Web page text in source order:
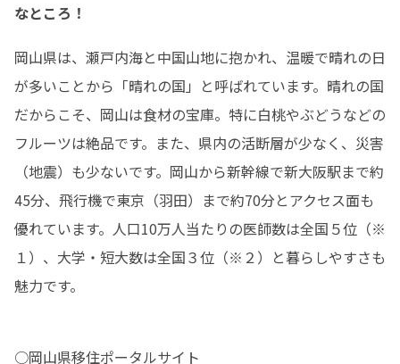
なところ！
岡山県は、瀬戸内海と中国山地に抱かれ、温暖で晴れの日
が多いことから「晴れの国」と呼ばれています。晴れの国
だからこそ、岡山は食材の宝庫。特に白桃やぶどうなどの
フルーツは絶品です。また、県内の活断層が少なく、災害
（地震）も少ないです。岡山から新幹線で新大阪駅まで約
45分、飛行機で東京（羽田）まで約70分とアクセス面も
優れています。人口10万人当たりの医師数は全国５位（※
１）、大学・短大数は全国３位（※２）と暮らしやすさも
魅力です。